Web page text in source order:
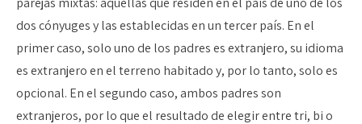
dos cónyuges y las establecidas en un tercer país. En el
primer caso, solo uno de los padres es extranjero, su idioma
es extranjero en el terreno habitado y, por lo tanto, solo es
opcional. En el segundo caso, ambos padres son
extranjeros, por lo que el resultado de elegir entre tri, bi o